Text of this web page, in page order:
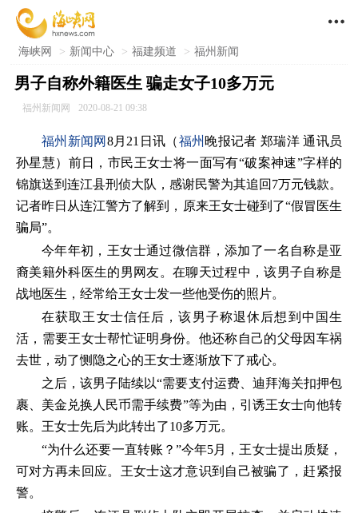

海峡网 > 新闻中心 > 福建频道 > 福州新闻
男子自称外籍医生 骗走女子10多万元
福州新闻网 2020-08-21 09:38
福州新闻网 8月21日讯（福州 晚报记者 郑瑞洋 通讯员
孙星慧）前日，市民王女士将一面写有“破案神速”字样的
锦旗送到连江县刑侦大队，感谢民警为其追回7万元钱款。
记者昨日从连江警方了解到，原来王女士碰到了“假冒医生
骗局”。
今年年初，王女士通过微信群，添加了一名自称是亚
裔美籍外科医生的男网友。在聊天过程中，该男子自称是
战地医生，经常给王女士发一些他受伤的照片。
在获取王女士信任后，该男子称退休后想到中国生
活，需要王女士帮忙证明身份。他还称自己的父母因车祸
去世，动了恻隐之心的王女士逐渐放下了戒心。
之后，该男子陆续以“需要支付运费、迪拜海关扣押包
裹、美金兑换人民币需手续费”等为由，引诱王女士向他转
账。王女士先后为此转出了10多万元。
“为什么还要一直转账？”今年5月，王女士提出质疑，
可对方再未回应。王女士这才意识到自己被骗了，赶紧报
警。